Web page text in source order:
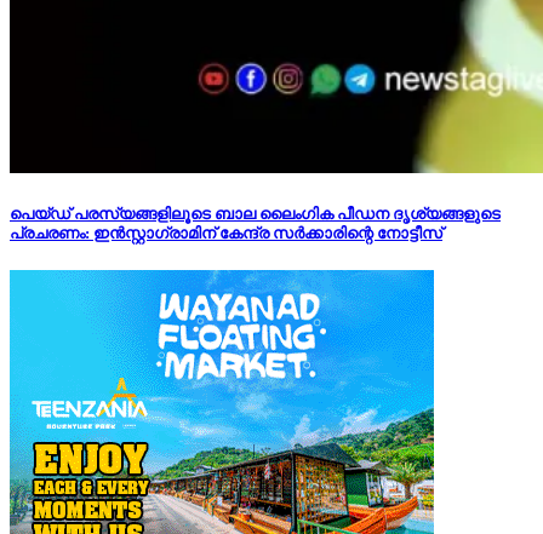
പെയ്ഡ് പരസ്യങ്ങളിലൂടെ ബാല ലൈംഗിക പീഡന ദൃശ്യങ്ങളുടെ
പ്രചരണം: ഇന്‍സ്റ്റാഗ്രാമിന് കേന്ദ്ര സര്‍ക്കാരിന്റെ നോട്ടീസ്